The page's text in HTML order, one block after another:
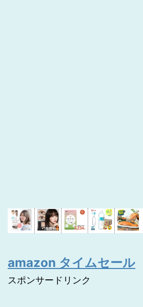
amazon タイムセール
スポンサードリンク